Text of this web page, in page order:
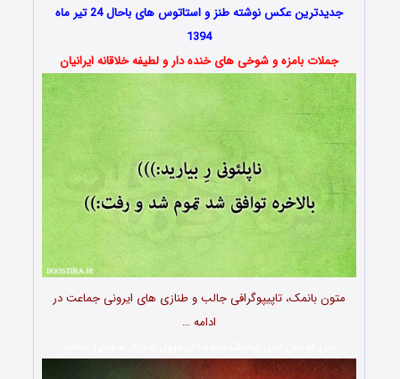
جدیدترین عکس نوشته طنز و استاتوس های باحال 24 تیر ماه
1394
جملات بامزه و شوخی های خنده دار و لطیفه خلاقانه ایرانیان
متون بانمک، تاپیپوگرافی جالب و طنازی های ایرونی جماعت در
ادامه …